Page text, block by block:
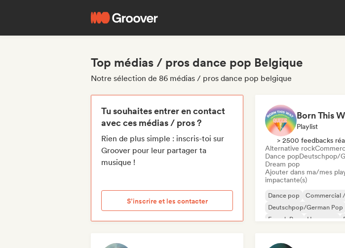
Top médias / pros dance pop Belgique
Notre sélection de 86 médias / pros dance pop belgique
Tu souhaites entrer en contact
avec ces médias / pros ?
Rien de plus simple : inscris-toi sur
Groover pour leur partager ta
musique !
S’inscrire et les contacter
Playlist
> 2500 feedbacks
Alternative rock
Dance popDeutschpop/
Dream pop
Ajouter dans ma/mes
impactante(s)
Dance pop
Commercial
Deutschpop/German Pop
French Pop
Hyperpop